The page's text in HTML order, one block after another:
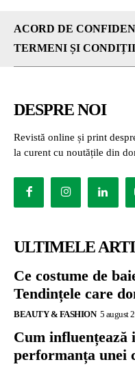
ACORD DE
TERMENI ȘI CONDIȚII
DESPRE NOI
Revistă online și print
la curent cu noutățile din
ULTIMELE
Ce costume de
Tendințele care
BEAUTY & FASHION 5 august
Cum influențează
performanța unei